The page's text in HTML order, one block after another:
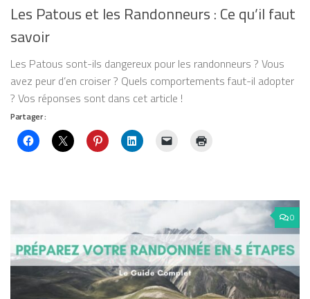
Les Patous et les Randonneurs : Ce qu’il faut
savoir
Les Patous sont-ils dangereux pour les randonneurs ? Vous
avez peur d’en croiser ? Quels comportements faut-il adopter
? Vos réponses sont dans cet article !
Partager :
0